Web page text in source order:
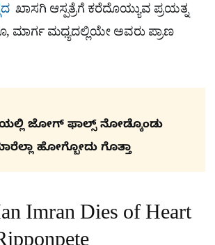
ಖಾಸಗಿ ಆಸ್ಪತ್ರೆಗೆ ಕರೆದೊಯ್ಯುವ ಪ್ರಯತ್ನ
ಮಾರ್ಗ ಮಧ್ಯದಲ್ಲಿಯೇ ಅವರು ಪ್ರಾಣ
ಜೋಗ್​ ಫಾಲ್ಸ್​ ನೋಡ್ಕೊಂಡು
ಹೋಗ್ಬೋದು ಗೊತ್ತಾ
Imran Dies of Heart